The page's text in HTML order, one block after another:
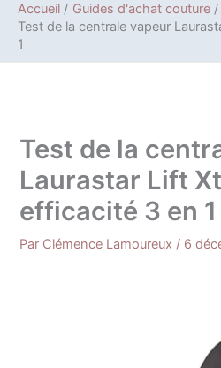
Accueil
Guides d'achat couture
Test de la centrale vapeur
1
Test de la
Laurastar Lift
efficacité 3 en 1
Par Clémence Lamoureux / 6